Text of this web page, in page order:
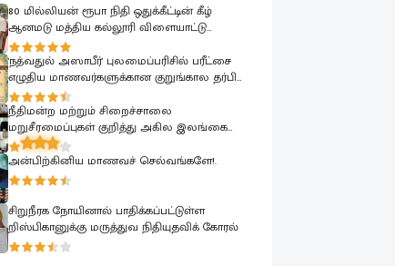
80 மில்லியன் ரூபா நிதி ஒதுக்கீட்டின் கீழ்
ஆனமடு மத்திய கல்லூரி விளையாட்டு
மைதானத்தின் அபிவிருத்தி பணிகள் ஆரம்பம்.
'நத்வதுல் அஸாபீர்' புலமைப்பரிசில் பரீட்சை
எழுதிய மாணவர்களுக்கான குறுங்கால தர்பியா
பயிற்சிநெறி
நீதிமன்ற மற்றும் சிறைச்சாலை
மறுசீரமைப்புகள் குறித்து அகில இலங்கை
ஜம்இய்யத்துல் உலமா சபைக்கு தெளிவுபடுத்தும்
நிகழ்வு
அன்பிற்கினிய மாணவச் செல்வங்களே!.
சிறுநீரக நோயினால் பாதிக்கப்பட்டுள்ள
றிஸ்பிகானுக்கு மருத்துவ நிதியுதவிக் கோரல்